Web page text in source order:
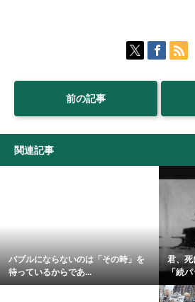
前の記事
関連記事
バブルにならないのは「その時」を
待っているからであ...
君、死
「続パ